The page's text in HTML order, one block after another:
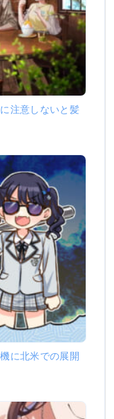
注意しないと髪
に北米での展開